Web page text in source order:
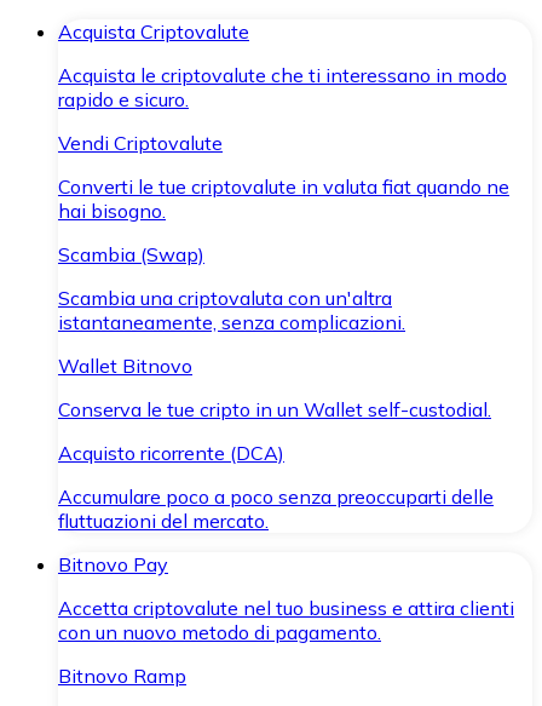
Acquista Criptovalute
Acquista le criptovalute che ti interessano in modo
rapido e sicuro.
Vendi Criptovalute
Converti le tue criptovalute in valuta fiat quando ne
hai bisogno.
Scambia (Swap)
Scambia una criptovaluta con un'altra
istantaneamente, senza complicazioni.
Wallet Bitnovo
Conserva le tue cripto in un Wallet self-custodial.
Acquisto ricorrente (DCA)
Accumulare poco a poco senza preoccuparti delle
fluttuazioni del mercato.
Bitnovo Pay
Accetta criptovalute nel tuo business e attira clienti
con un nuovo metodo di pagamento.
Bitnovo Ramp